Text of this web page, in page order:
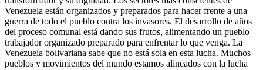
Venezuela están organizados y preparados para hacer frente a una
guerra de todo el pueblo contra los invasores. El desarrollo de años
del proceso comunal está dando sus frutos, alimentando un pueblo
trabajador organizado preparado para enfrentar lo que venga. La
Venezuela bolivariana sabe que no está sola en esta lucha. Muchos
pueblos y movimientos del mundo estamos alineados con la lucha